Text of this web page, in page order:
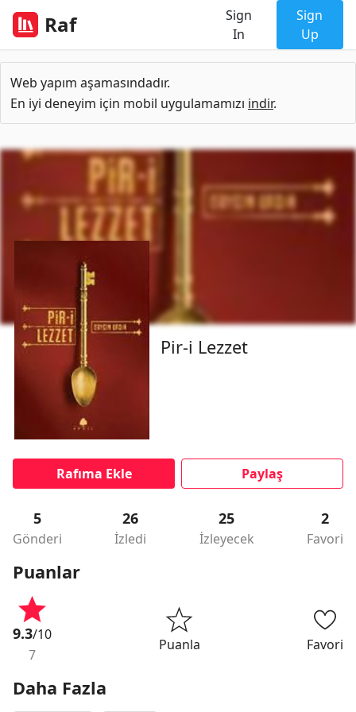
Raf
Sign
In
Sign
Up
Web yapım aşamasındadır.
En iyi deneyim için mobil uygulamamızı indir.
Pir-i Lezzet
Rafıma Ekle Paylaş
5
Gönderi
26
İzledi
25
İzleyecek
2
Favori
Puanlar
9.3/10
7
Puanla Favori
Daha Fazla